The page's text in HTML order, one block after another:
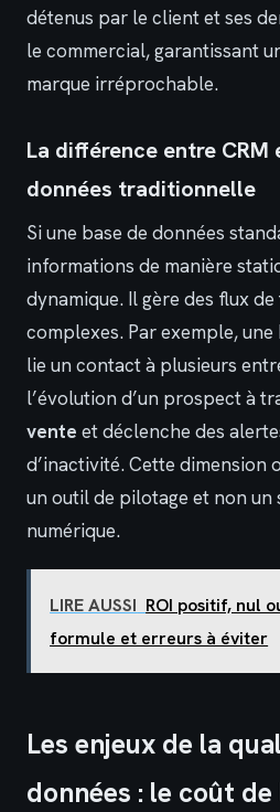
détenus par le client et ses
le commercial, garantissant
marque irréprochable.
La différence entre CRM
données traditionnelle
Si une base de données
informations de manière
dynamique. Il gère des flux
complexes. Par exemple, une
lie un contact à plusieurs
l’évolution d’un prospect à
vente et déclenche des
d’inactivité. Cette
un outil de pilotage et non
numérique.
LIRE AUSSI ROI positif, nul
formule et erreurs à éviter
Les enjeux de la
données : le coût de